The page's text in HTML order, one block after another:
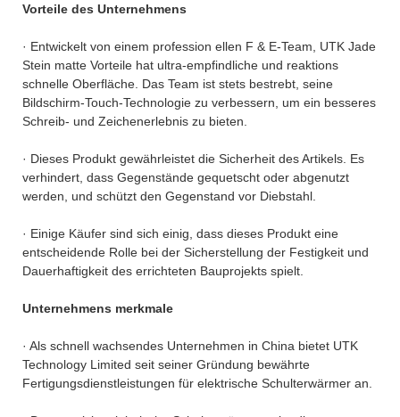
Vorteile des Unternehmens
· Entwickelt von einem profession ellen F & E-Team, UTK Jade
Stein matte Vorteile hat ultra-empfindliche und reaktions
schnelle Oberfläche. Das Team ist stets bestrebt, seine
Bildschirm-Touch-Technologie zu verbessern, um ein besseres
Schreib- und Zeichenerlebnis zu bieten.
· Dieses Produkt gewährleistet die Sicherheit des Artikels. Es
verhindert, dass Gegenstände gequetscht oder abgenutzt
werden, und schützt den Gegenstand vor Diebstahl.
· Einige Käufer sind sich einig, dass dieses Produkt eine
entscheidende Rolle bei der Sicherstellung der Festigkeit und
Dauerhaftigkeit des errichteten Bauprojekts spielt.
Unternehmens merkmale
· Als schnell wachsendes Unternehmen in China bietet UTK
Technology Limited seit seiner Gründung bewährte
Fertigungsdienstleistungen für elektrische Schulterwärmer an.